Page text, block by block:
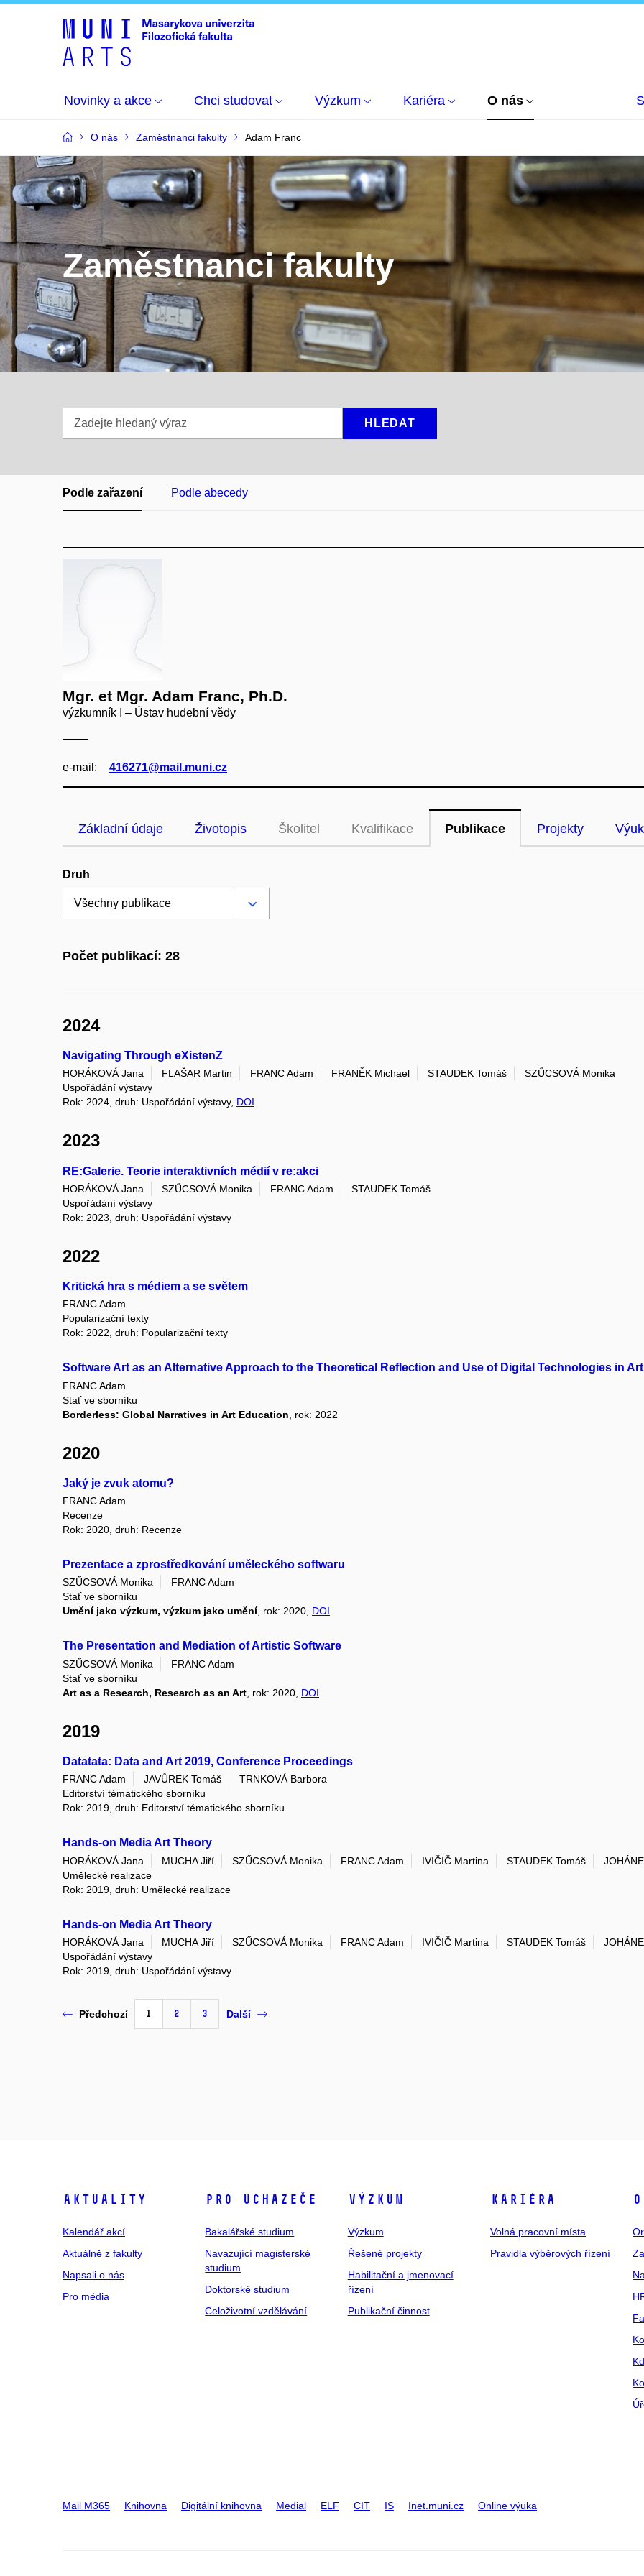
Novinky a akce Chci studovat Výzkum Kariéra O nás
O nás Zaměstnanci fakulty Adam Franc
Zaměstnanci fakulty
hledaný
HLEDAT
Podle zařazení Podle abecedy
Mgr. et Mgr. Adam Franc, Ph.D.
výzkumník I – Ústav hudební vědy
e‑mail: 416271@mail.muni.cz
Základní údaje Životopis Školitel Kvalifikace Publikace Projekty
Druh
Počet publikací: 28
2024
Navigating Through eXistenZ
HORÁKOVÁ Jana FLAŠAR Martin FRANC Adam FRANĚK Michael STAUDEK Tomáš
SZŰCSOVÁ Monika
Uspořádání výstavy
Rok: 2024, druh: Uspořádání výstavy, DOI
2023
RE:Galerie. Teorie interaktivních médií v re:akci
HORÁKOVÁ Jana SZŰCSOVÁ Monika FRANC Adam
STAUDEK Tomáš
Uspořádání výstavy
Rok: 2023, druh: Uspořádání výstavy
2022
Kritická hra s médiem a se světem
FRANC Adam
Popularizační texty
Rok: 2022, druh: Popularizační texty
Software Art as an Alternative Approach to the Theoretical Reflection and Use of Digital Technologies in
FRANC Adam
Stať ve sborníku
Borderless: Global Narratives in Art Education , rok: 2022
2020
Jaký je zvuk atomu?
FRANC Adam
Recenze
Rok: 2020, druh: Recenze
Prezentace a zprostředkování uměleckého softwaru
SZŰCSOVÁ Monika
FRANC Adam
Stať ve sborníku
Umění jako výzkum, výzkum jako umění, rok: 2020, DOI
The Presentation and Mediation of Artistic Software
SZŰCSOVÁ Monika
FRANC Adam
Stať ve sborníku
Art as a Research, Research as an Art , rok: 2020, DOI
2019
Datatata: Data and Art 2019, Conference Proceedings
FRANC Adam JAVŮREK Tomáš
TRNKOVÁ Barbora
Editorství tématického sborníku
Rok: 2019, druh: Editorství tématického sborníku
Hands-on Media Art Theory
HORÁKOVÁ Jana MUCHA Jiří SZŰCSOVÁ Monika FRANC Adam IVIČIČ Martina STAUDEK Tomáš
Umělecké realizace
Rok: 2019, druh: Umělecké realizace
Hands-on Media Art Theory
HORÁKOVÁ Jana MUCHA Jiří SZŰCSOVÁ Monika FRANC Adam IVIČIČ Martina STAUDEK Tomáš
Uspořádání výstavy
Rok: 2019, druh: Uspořádání výstavy
Předchozí 1 2 3 Další
Aktuality
Kalendář akcí
Aktuálně z fakulty
Napsali o nás
Pro média
Pro uchazeče
Bakalářské studium
Navazující magisterské
studium
Doktorské studium
Celoživotní vzdělávání
Výzkum
Výzkum
Řešené projekty
Habilitační a jmenovací
řízení
Publikační činnost
Kariéra
Volná pracovní místa
Pravidla výběrových řízení
Mail M365 Knihovna Digitální knihovna Medial ELF CIT IS Inet.muni.cz Online výuka